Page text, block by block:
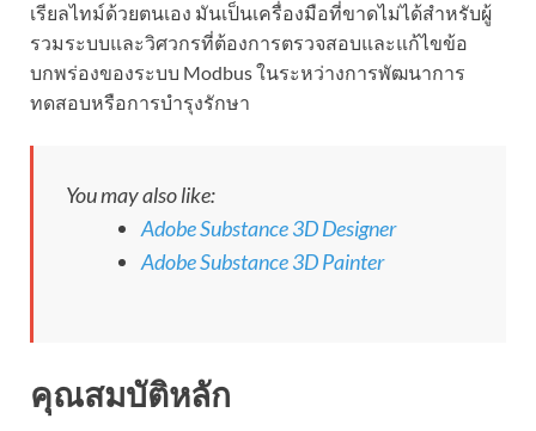
เรียลไทม์ด้วยตนเอง มันเป็นเครื่องมือที่ขาดไม่ได้สำหรับผู้
รวมระบบและวิศวกรที่ต้องการตรวจสอบและแก้ไขข้อ
บกพร่องของระบบ Modbus ในระหว่างการพัฒนาการ
ทดสอบหรือการบำรุงรักษา
You may also like:
Adobe Substance 3D Designer
Adobe Substance 3D Painter
คุณสมบัติหลัก